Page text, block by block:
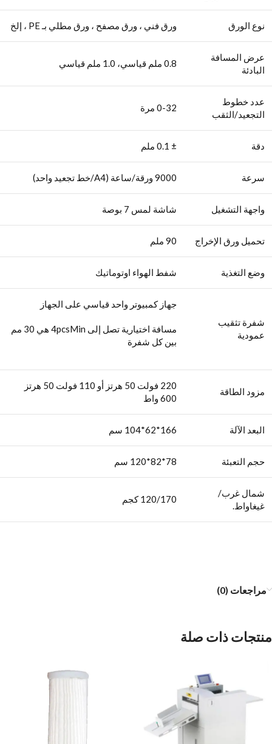
نوع الورق ورق فني ، ورق مصفح ، ورق مطلي بـ PE ، إلخ
عرض المسافة
البادئة
0.8 ملم قياسي، 1.0 ملم قياسي
عدد خطوط
التجعيد/الثقب
0-32 مرة
دقة ± 0.1 ملم
سرعة 9000 ورقة/ساعة (A4/خط تجعيد واحد)
واجهة التشغيل شاشة لمس 7 بوصة
تحميل ورق الإخراج 90 ملم
وضع التغذية شفط الهواء اوتوماتيك
شفرة تثقيب
عمودية
جهاز كمبيوتر واحد قياسي على الجهاز
مسافة اختيارية تصل إلى 4pcsMin هي 30 مم
بين كل شفرة
مزود الطاقة
220 فولت 50 هرتز أو 110 فولت 50 هرتز
600 واط
البعد الآلة 166*62*104 سم
حجم التعبئة 78*82*120 سم
شمال غرب/
غيغاواط.
120/170 كجم
مراجعات (0)
منتجات ذات صلة